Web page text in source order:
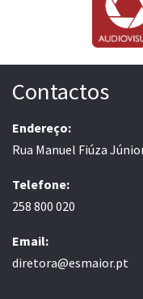
Contactos
Endereço:
Rua Manuel Fiúza
Telefone:
258 800 020
Email:
diretora@esmaior.pt